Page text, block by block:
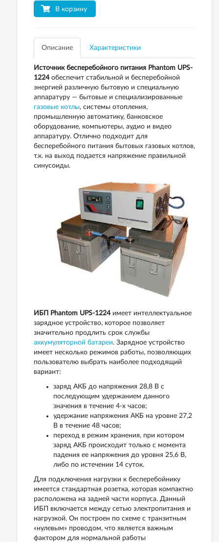
В корзину
Описание Характеристики
Источник бесперебойного питания Phantom UPS-
1224обеспечит стабильной и бесперебойной
энергией различную бытовую и специальную
аппаратуру — бытовые и специализированные
газовые котлы, системы отопления,
промышленную автоматику, банковское
оборудование, компьютеры, аудио и видео
аппаратуру. Отлично подходит для
бесперебойного питания бытовых газовых котлов,
т.к. на выход подается напряжение правильной
синусоиды.
ИБП Phantom UPS-1224имеет интеллектуальное
зарядное устройство, которое позволяет
значительно продлить срок службы
аккумуляторной батареи. Зарядное устройство
имеет несколько режимов работы, позволяющих
пользователю выбрать наиболее подходящий
вариант:
заряд АКБ до напряжения 28,8 В с
последующим удержанием данного
значения в течение 4-х часов;
удержание напряжения АКБ на уровне 27,2
В в течение 48 часов;
переход в режим хранения, при котором
заряд АКБ происходит только с момента
падения ее напряжения до уровня 25,6 В,
либо по истечении 14 суток.
Для подключения нагрузки к бесперебойнику
имеется стандартная розетка, которая компактно
расположена на задней части корпуса. Данный
ИБП включается между сетью электропитания и
нагрузкой. Он построен по схеме с транзитным
«нулевым» проводом, что является важным
фактором для нормальной работы